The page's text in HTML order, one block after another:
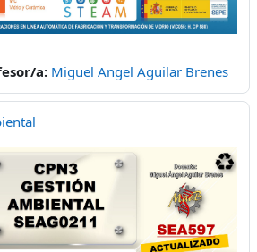
a: Miguel Angel Aguilar Brenes